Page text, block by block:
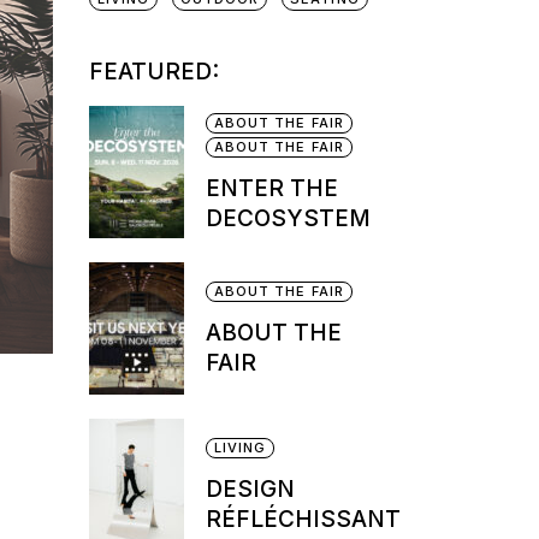
FEATURED:
ABOUT THE FAIR
ABOUT THE FAIR
ENTER THE
DECOSYSTEM
ABOUT THE FAIR
ABOUT THE
FAIR
LIVING
DESIGN
RÉFLÉCHISSANT